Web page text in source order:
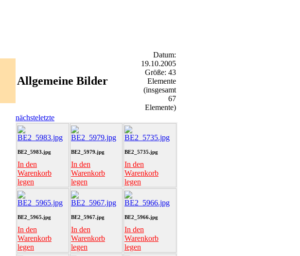
Allgemeine Bilder
Datum:
19.10.2005
Größe: 43
Elemente
(insgesamt
67
Elemente)
nächsteletzte
BE2_5983.jpg
In den
Warenkorb
legen
BE2_5979.jpg
In den
Warenkorb
legen
BE2_5735.jpg
In den
Warenkorb
legen
BE2_5965.jpg
In den
Warenkorb
legen
BE2_5967.jpg
In den
Warenkorb
legen
BE2_5966.jpg
In den
Warenkorb
legen